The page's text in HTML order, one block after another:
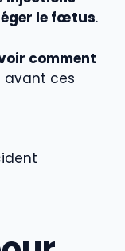
le fœtus.
comment
avant ces